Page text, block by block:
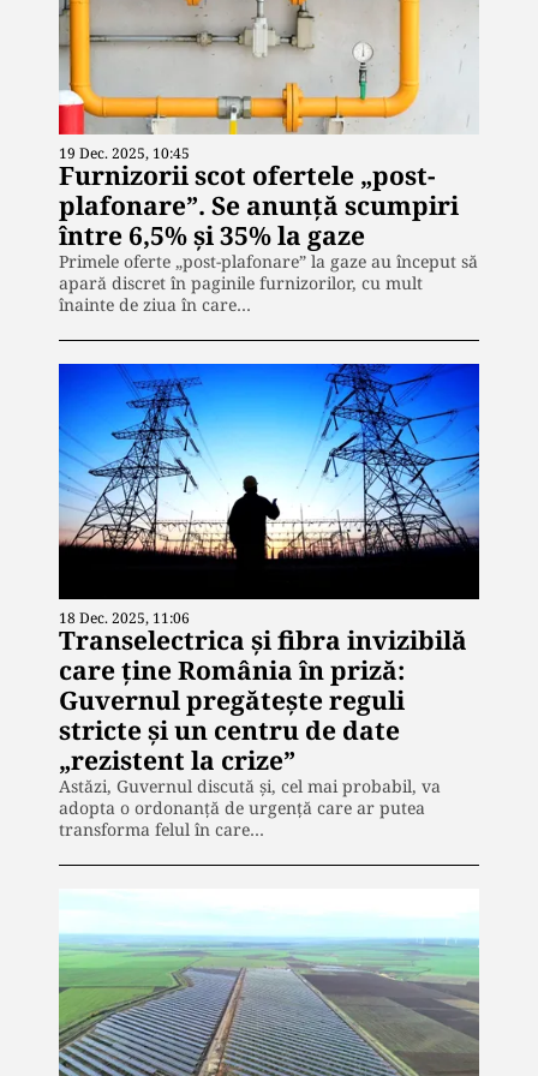
19 Dec. 2025, 10:45
Furnizorii scot ofertele „post-
plafonare”. Se anunţă scumpiri
între 6,5% și 35% la gaze
Primele oferte „post-plafonare” la gaze au început să
apară discret în paginile furnizorilor, cu mult
înainte de ziua în care…
18 Dec. 2025, 11:06
Transelectrica și fibra invizibilă
care ține România în priză:
Guvernul pregătește reguli
stricte și un centru de date
„rezistent la crize”
Astăzi, Guvernul discută și, cel mai probabil, va
adopta o ordonanță de urgență care ar putea
transforma felul în care…